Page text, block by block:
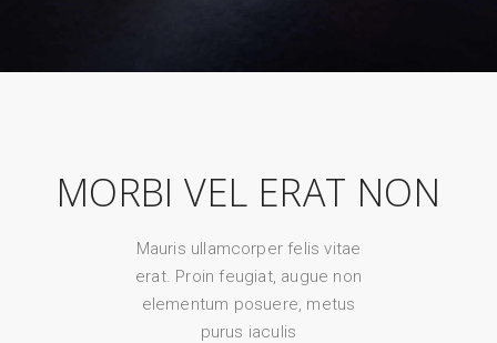
MORBI VEL ERAT NON
Mauris ullamcorper felis vitae
erat. Proin feugiat, augue non
elementum posuere, metus
purus iaculis